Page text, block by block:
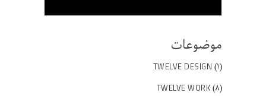
موضوعات
TWELVE DESIGN (۱)
TWELVE WORK (۸)